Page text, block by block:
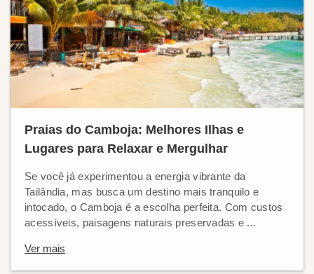
Praias do Camboja: Melhores Ilhas e
Lugares para Relaxar e Mergulhar
Se você já experimentou a energia vibrante da
Tailândia, mas busca um destino mais tranquilo e
intocado, o Camboja é a escolha perfeita. Com custos
acessíveis, paisagens naturais preservadas e ...
Ver mais